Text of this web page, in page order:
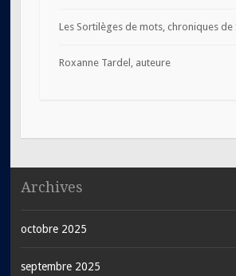
Les Sortilèges de mots, chroniques de
Roxanne Tardel, auteure
Archives
octobre 2025
septembre 2025